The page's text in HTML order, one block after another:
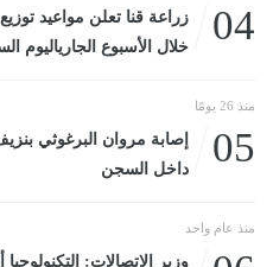
04
زراعة قنا تعلن مواعيد
خلال الأسبوع الجارياليوم السبت، 25 يوليو 2026
منذ 26 يومًا
05
إصابة مروان البرغوثي
داخل السجن
منذ عام واحد
وزير الاتصالات: